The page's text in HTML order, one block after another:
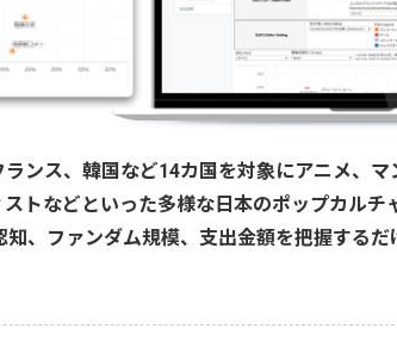
ランス、韓国など14カ国を対象にアニメ、
ストなどといった多様な日本のポップカル
知、ファンダム規模、支出金額を把握する